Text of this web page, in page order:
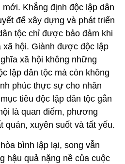
Khẳng định độc lập dân
để xây dựng và phát triển
tộc chỉ được bảo đảm khi
hội. Giành được độc lập
xã hội không những
lập dân tộc mà còn không
phúc thực sự cho nhân
tiêu độc lập dân tộc gắn
là quan điểm, phương
quán, xuyên suốt và tất yếu.
bình lập lại, song vẫn
hậu quả nặng nề của cuộc